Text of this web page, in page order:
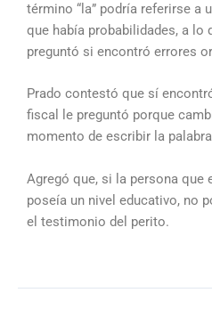
término “la” podría referirse a
que había probabilidades, a lo
preguntó si encontró errores
Prado contestó que sí
fiscal le preguntó porque
momento de escribir la
Agregó que, si la persona
poseía un nivel educativo, no
el testimonio del perito.